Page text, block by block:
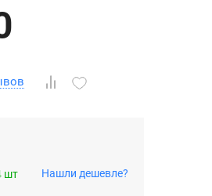
шт Нашли дешевле?